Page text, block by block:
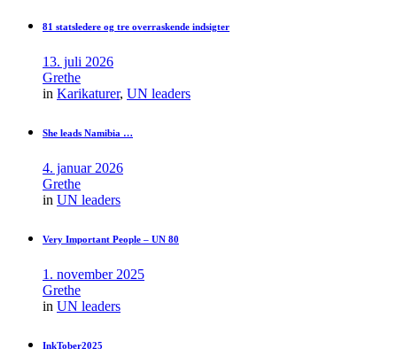
81 statsledere og tre overraskende indsigter
13. juli 2026
Grethe
in Karikaturer, UN leaders
She leads Namibia …
4. januar 2026
Grethe
in UN leaders
Very Important People – UN 80
1. november 2025
Grethe
in UN leaders
InkTober2025